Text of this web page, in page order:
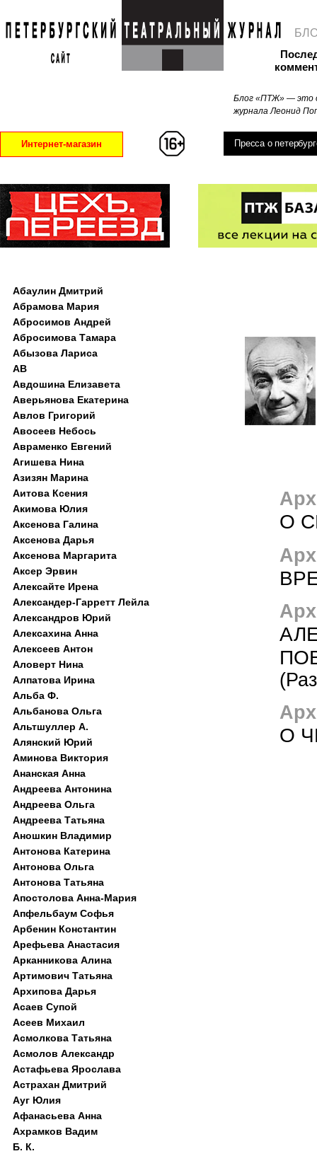
Блог «ПТЖ» — это
журнала Леонид
Интернет-магазин Пресса о
О
О
Абаулин Дмитрий
Абрамова Мария
Абросимов Андрей
Абросимова Тамара
Абызова Лариса
АВ
Авдошина Елизавета
Аверьянова Екатерина
Авлов Григорий
Авосеев Небось
Авраменко Евгений
Агишева Нина
Азизян Марина
Аитова Ксения
Акимова Юлия
Аксенова Галина
Аксенова Дарья
Аксенова Маргарита
Аксер Эрвин
Алексайте Ирена
Александер-Гарретт Лейла
Александров Юрий
Алексахина Анна
Алексеев Антон
Аловерт Нина
Алпатова Ирина
Альба Ф.
Альбанова Ольга
Альтшуллер А.
Алянский Юрий
Аминова Виктория
Ананская Анна
Андреева Антонина
Андреева Ольга
Андреева Татьяна
Аношкин Владимир
Антонова Катерина
Антонова Ольга
Антонова Татьяна
Апостолова Анна-Мария
Апфельбаум Софья
Арбенин Константин
Арефьева Анастасия
Арканникова Алина
Артимович Татьяна
Архипова Дарья
Асаев Супой
Асеев Михаил
Асмолкова Татьяна
Асмолов Александр
Астафьева Ярослава
Астрахан Дмитрий
Ауг Юлия
Афанасьева Анна
Ахрамков Вадим
Б. К.